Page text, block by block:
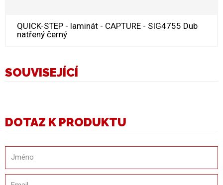
QUICK-STEP - laminát - CAPTURE - SIG4755 Dub
natřený černý
SOUVISEJÍCÍ
DOTAZ K PRODUKTU